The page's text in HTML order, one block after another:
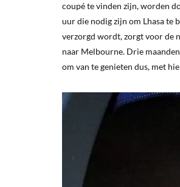
coupé te vinden zijn, worden
uur die nodig zijn om Lhasa te
verzorgd wordt, zorgt voor de
naar Melbourne. Drie
om van te genieten dus, met